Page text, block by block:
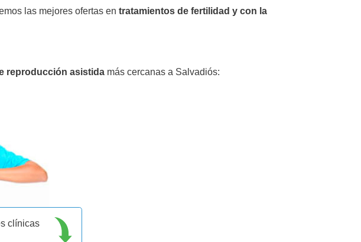
las mejores ofertas en tratamientos de fertilidad y con la
reproducción asistida más cercanas a Salvadiós:
clínicas